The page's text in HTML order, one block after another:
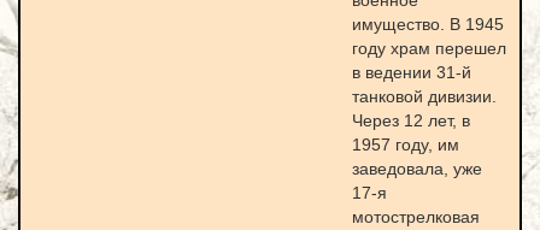
имущество. В 1945
году храм перешел
в ведении 31-й
танковой дивизии.
Через 12 лет, в
1957 году, им
заведовала, уже
17-я
мотострелковая